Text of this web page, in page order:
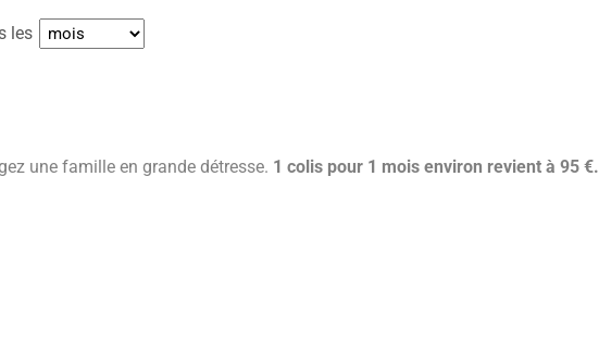
les
une famille en grande détresse. 1 colis pour 1 mois environ revient à 95 €.